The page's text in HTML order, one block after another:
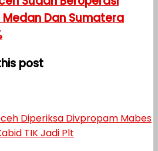
Dan Sumatera
post